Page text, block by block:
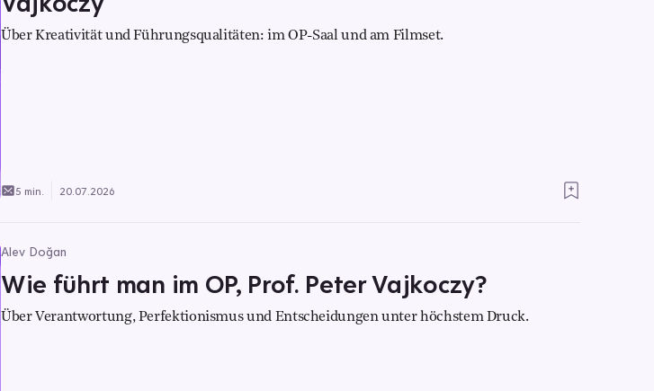
Über Kreativität und Führungsqualitäten: im OP-Saal und am Filmset.
5 min. 20.07.2026
Alev Doğan
Wie führt man im OP, Prof. Peter Vajkoczy?
Über Verantwortung, Perfektionismus und Entscheidungen unter höchstem Druck.